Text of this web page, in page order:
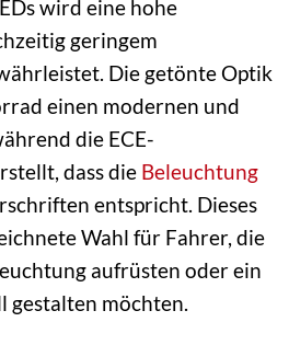
wird eine hohe
geringem
Die getönte Optik
einen modernen und
die ECE-
dass die Beleuchtung
entspricht. Dieses
Wahl für Fahrer, die
aufrüsten oder ein
möchten.